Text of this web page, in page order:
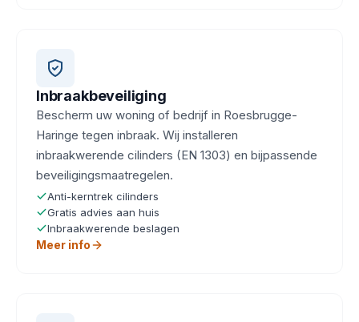
Inbraakbeveiliging
Bescherm uw woning of bedrijf in Roesbrugge-
Haringe tegen inbraak. Wij installeren
inbraakwerende cilinders (EN 1303) en bijpassende
beveiligingsmaatregelen.
Anti-kerntrek cilinders
Gratis advies aan huis
Inbraakwerende beslagen
Meer info